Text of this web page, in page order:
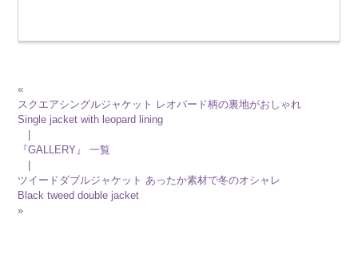
«
スクエアシングルジャケット レオパード柄の裏地がおしゃれ
Single jacket with leopard lining
『GALLERY』 一覧
ツイードダブルジャケット あったか素材で冬のオシャレ
Black tweed double jacket
»